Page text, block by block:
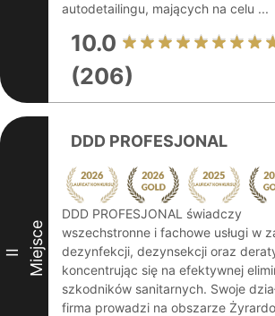
autodetailingu, mających na celu ...
10.0
(206)
II Miejsce
DDD PROFESJONAL
DDD PROFESJONAL świadczy
wszechstronne i fachowe usługi w
dezynfekcji, dezynsekcji oraz
koncentrując się na efektywnej
szkodników sanitarnych. Swoje
firma prowadzi na obszarze